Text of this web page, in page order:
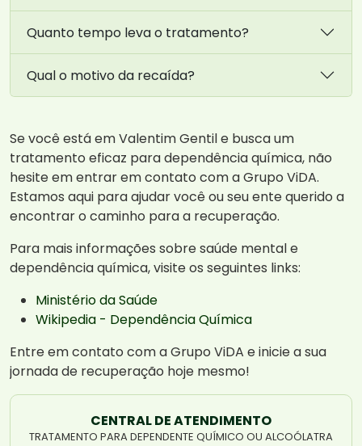
Quanto tempo leva o tratamento?
Qual o motivo da recaída?
Se você está em Valentim Gentil e busca um
tratamento eficaz para dependência química, não
hesite em entrar em contato com a Grupo ViDA.
Estamos aqui para ajudar você ou seu ente querido a
encontrar o caminho para a recuperação.
Para mais informações sobre saúde mental e
dependência química, visite os seguintes links:
Ministério da Saúde
Wikipedia - Dependência Química
Entre em contato com a Grupo ViDA e inicie a sua
jornada de recuperação hoje mesmo!
CENTRAL DE ATENDIMENTO
TRATAMENTO PARA DEPENDENTE QUÍMICO OU ALCOÓLATRA